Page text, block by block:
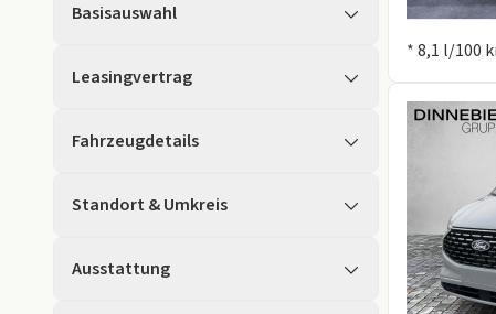
Basisauswahl
Leasingvertrag
Fahrzeugdetails
Standort & Umkreis
Ausstattung
* 8,1 l/100